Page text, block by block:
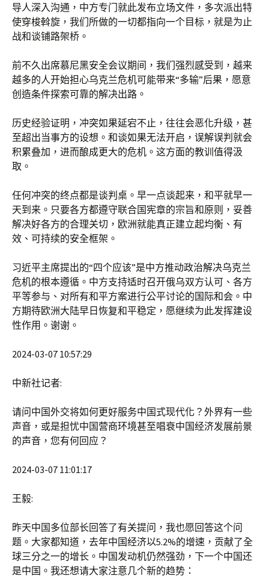
导人深入沟通，中方专门就此发布立场文件，多次派出特
使穿梭斡旋，我们所做的一切都指向一个目标，就是为止
战和谈铺路架桥。
前不久出席慕尼黑安全会议期间，我们强烈感受到，越来
越多的人开始担心乌克兰危机可能带来“多输”后果，愿意
创造条件探索可靠的解决出路。
历史经验证明，冲突如果延宕不止，往往会恶化升级，甚
至超出当事方的设想。和谈如果无法开启，误解误判就会
积累叠加，进而酿成更大的危机。这方面的教训值得汲
取。
任何冲突的终点都是谈判桌。早一点谈起来，和平就早一
天到来。只要各方都遵守联合国宪章的宗旨和原则，妥善
解决好各方的合理关切，欧洲就能真正建立起均衡、有
效、可持续的安全框架。
习近平主席提出的“四个应该”是中方推动政治解决乌克兰
危机的根本遵循。中方支持适时召开俄乌双方认可、各方
平等参与、对所有和平方案进行公平讨论的国际和会。中
方期待欧洲大陆早日恢复和平稳定，愿继续为此发挥建设
性作用。谢谢。
2024-03-07 10:57:29
中新社记者:
请问中国外交将如何更好服务中国式现代化？外界有一些
声音，或是担忧中国营商环境甚至唱衰中国经济发展前景
的声音，您有何回应？
2024-03-07 11:01:17
王毅:
昨天中国多位部长回答了有关提问，我也愿回答这个问
题。大家都知道，去年中国经济以5.2%的增速，贡献了全
球三分之一的增长。中国发动机仍然强劲，下一个中国还
是中国。我还想请大家注意几个新的趋势：